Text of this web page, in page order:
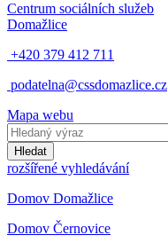
Centrum sociálních služeb
Domažlice
+420 379 412 711
podatelna@cssdomazlice.cz
Mapa webu
Hledat
rozšířené vyhledávání
Domov Domažlice
Domov Černovice